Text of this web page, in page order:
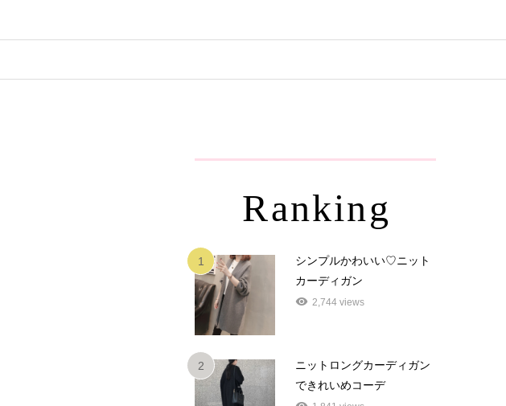
Ranking
1
シンプルかわいい♡ニット
カーディガン
2,744 views
2
ニットロングカーディガン
できれいめコーデ